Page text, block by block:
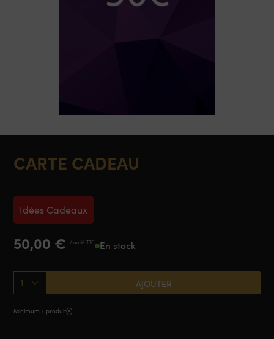
CARTE CADEAU
50,00 € / unité TTC En stock
1 AJOUTER
Minimum 1 produit(s)
Idées Cadeaux